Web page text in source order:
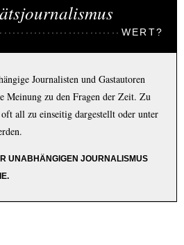
WERT?
Journalisten und Gastautoren
Meinung zu den Fragen der Zeit. Zu
all zu einseitig dargestellt oder unter
UNABHÄNGIGEN JOURNALISMUS